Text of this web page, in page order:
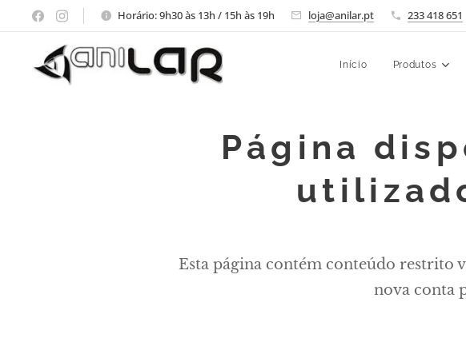
Horário: 9h30 às 13h / 15h às 19h loja@anilar.pt 233 418 651
Início Produtos
Página
Esta página contém conteúdo restrito
nova conta